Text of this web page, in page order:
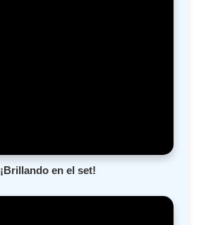
¡Brillando en el set!